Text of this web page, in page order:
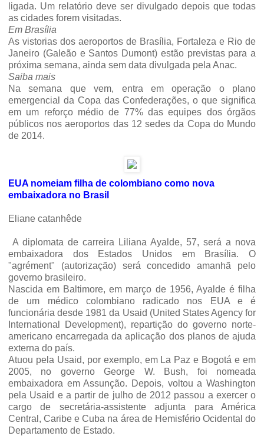
ligada. Um relatório deve ser divulgado depois que todas
as cidades forem visitadas.
Em Brasília
As vistorias dos aeroportos de Brasília, Fortaleza e Rio de
Janeiro (Galeão e Santos Dumont) estão previstas para a
próxima semana, ainda sem data divulgada pela Anac.
Saiba mais
Na semana que vem, entra em operação o plano
emergencial da Copa das Confederações, o que significa
em um reforço médio de 77% das equipes dos órgãos
públicos nos aeroportos das 12 sedes da Copa do Mundo
de 2014.
EUA nomeiam filha de colombiano como nova
embaixadora no Brasil
Eliane catanhêde
A diplomata de carreira Liliana Ayalde, 57, será a nova
embaixadora dos Estados Unidos em Brasília. O
"agrément" (autorização) será concedido amanhã pelo
governo brasileiro.
Nascida em Baltimore, em março de 1956, Ayalde é filha
de um médico colombiano radicado nos EUA e é
funcionária desde 1981 da Usaid (United States Agency for
International Development), repartição do governo norte-
americano encarregada da aplicação dos planos de ajuda
externa do país.
Atuou pela Usaid, por exemplo, em La Paz e Bogotá e em
2005, no governo George W. Bush, foi nomeada
embaixadora em Assunção. Depois, voltou a Washington
pela Usaid e a partir de julho de 2012 passou a exercer o
cargo de secretária-assistente adjunta para América
Central, Caribe e Cuba na área de Hemisfério Ocidental do
Departamento de Estado.